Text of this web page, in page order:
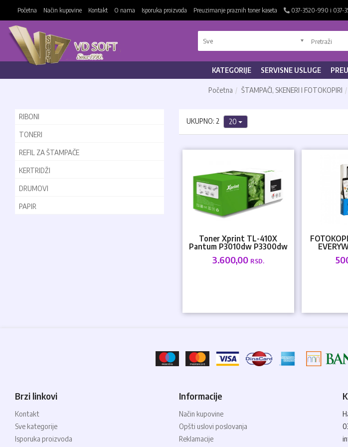
Početna Način kupovine Kontakt O nama Isporuka proizvoda Preuzimanje praznih toner kaseta 037-3520-990 i 037-
KATEGORIJE SERVISNE USLUGE
Početna ŠTAMPAČI, SKENERI I FOTOKOPIRI
RIBONI
TONERI
REFIL ZA ŠTAMPAČE
KERTRIDŽI
DRUMOVI
PAPIR
UKUPNO: 2 20
Toner Xprint TL-410X
Pantum P3010dw P3300dw
M7100dw...
3.600,00 RSD.
Brzi linkovi
Kontakt
Sve kategorije
Isporuka proizvoda
Informacije
Način kupovine
Opšti uslovi poslovanja
Reklamacije